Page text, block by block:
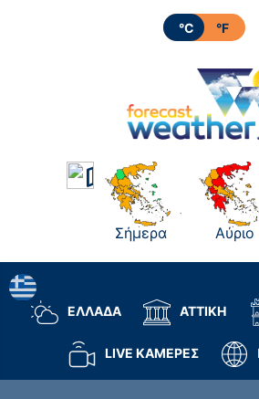
°C °F
Σήμερα Αύριο
ΕΛΛΑΔΑ ΑΤΤΙΚΗ
LIVE ΚΑΜΕΡΕΣ